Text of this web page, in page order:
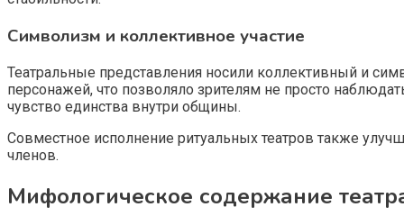
Символизм и коллективное участие
Театральные представления носили коллективный и
персонажей, что позволяло зрителям не просто
чувство единства внутри общины.
Совместное исполнение ритуальных театров также
членов.
Мифологическое содержание